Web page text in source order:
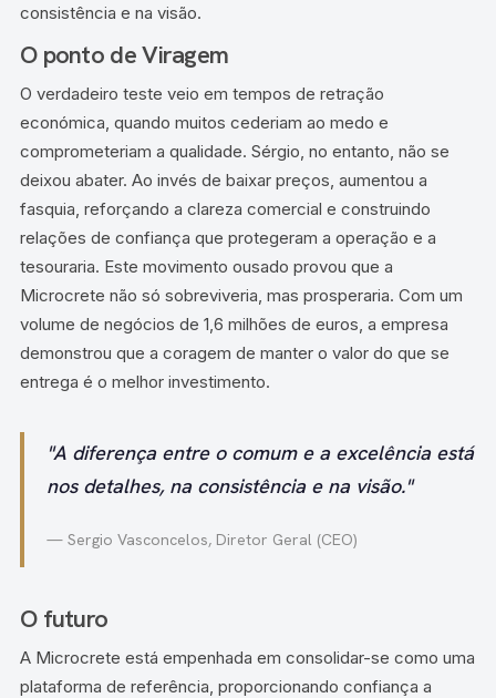
consistência e na visão.
O ponto de Viragem
O verdadeiro teste veio em tempos de retração
económica, quando muitos cederiam ao medo e
comprometeriam a qualidade. Sérgio, no entanto, não se
deixou abater. Ao invés de baixar preços, aumentou a
fasquia, reforçando a clareza comercial e construindo
relações de confiança que protegeram a operação e a
tesouraria. Este movimento ousado provou que a
Microcrete não só sobreviveria, mas prosperaria. Com um
volume de negócios de 1,6 milhões de euros, a empresa
demonstrou que a coragem de manter o valor do que se
entrega é o melhor investimento.
"A diferença entre o comum e a excelência está
nos detalhes, na consistência e na visão."
— Sergio Vasconcelos, Diretor Geral (CEO)
O futuro
A Microcrete está empenhada em consolidar-se como uma
plataforma de referência, proporcionando confiança a